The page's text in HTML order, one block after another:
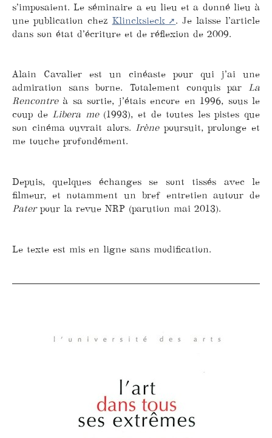
s’imposaient. Le séminaire a eu lieu et a donné lieu à
une publication chez Klincksieck
. Je laisse l’article
dans son état d’écriture et de réflexion de 2009.
Alain Cavalier est un cinéaste pour qui j’ai une
admiration sans borne. Totalement conquis par La
Rencontreà sa sortie, j’étais encore en 1996, sous le
coup de Libera me(1993), et de toutes les pistes que
son cinéma ouvrait alors. Irènepoursuit, prolonge et
me touche profondément.
Depuis, quelques échanges se sont tissés avec le
filmeur, et notamment un bref entretien autour de
Paterpour la revue NRP (parution mai 2013).
Le texte est mis en ligne sans modification.